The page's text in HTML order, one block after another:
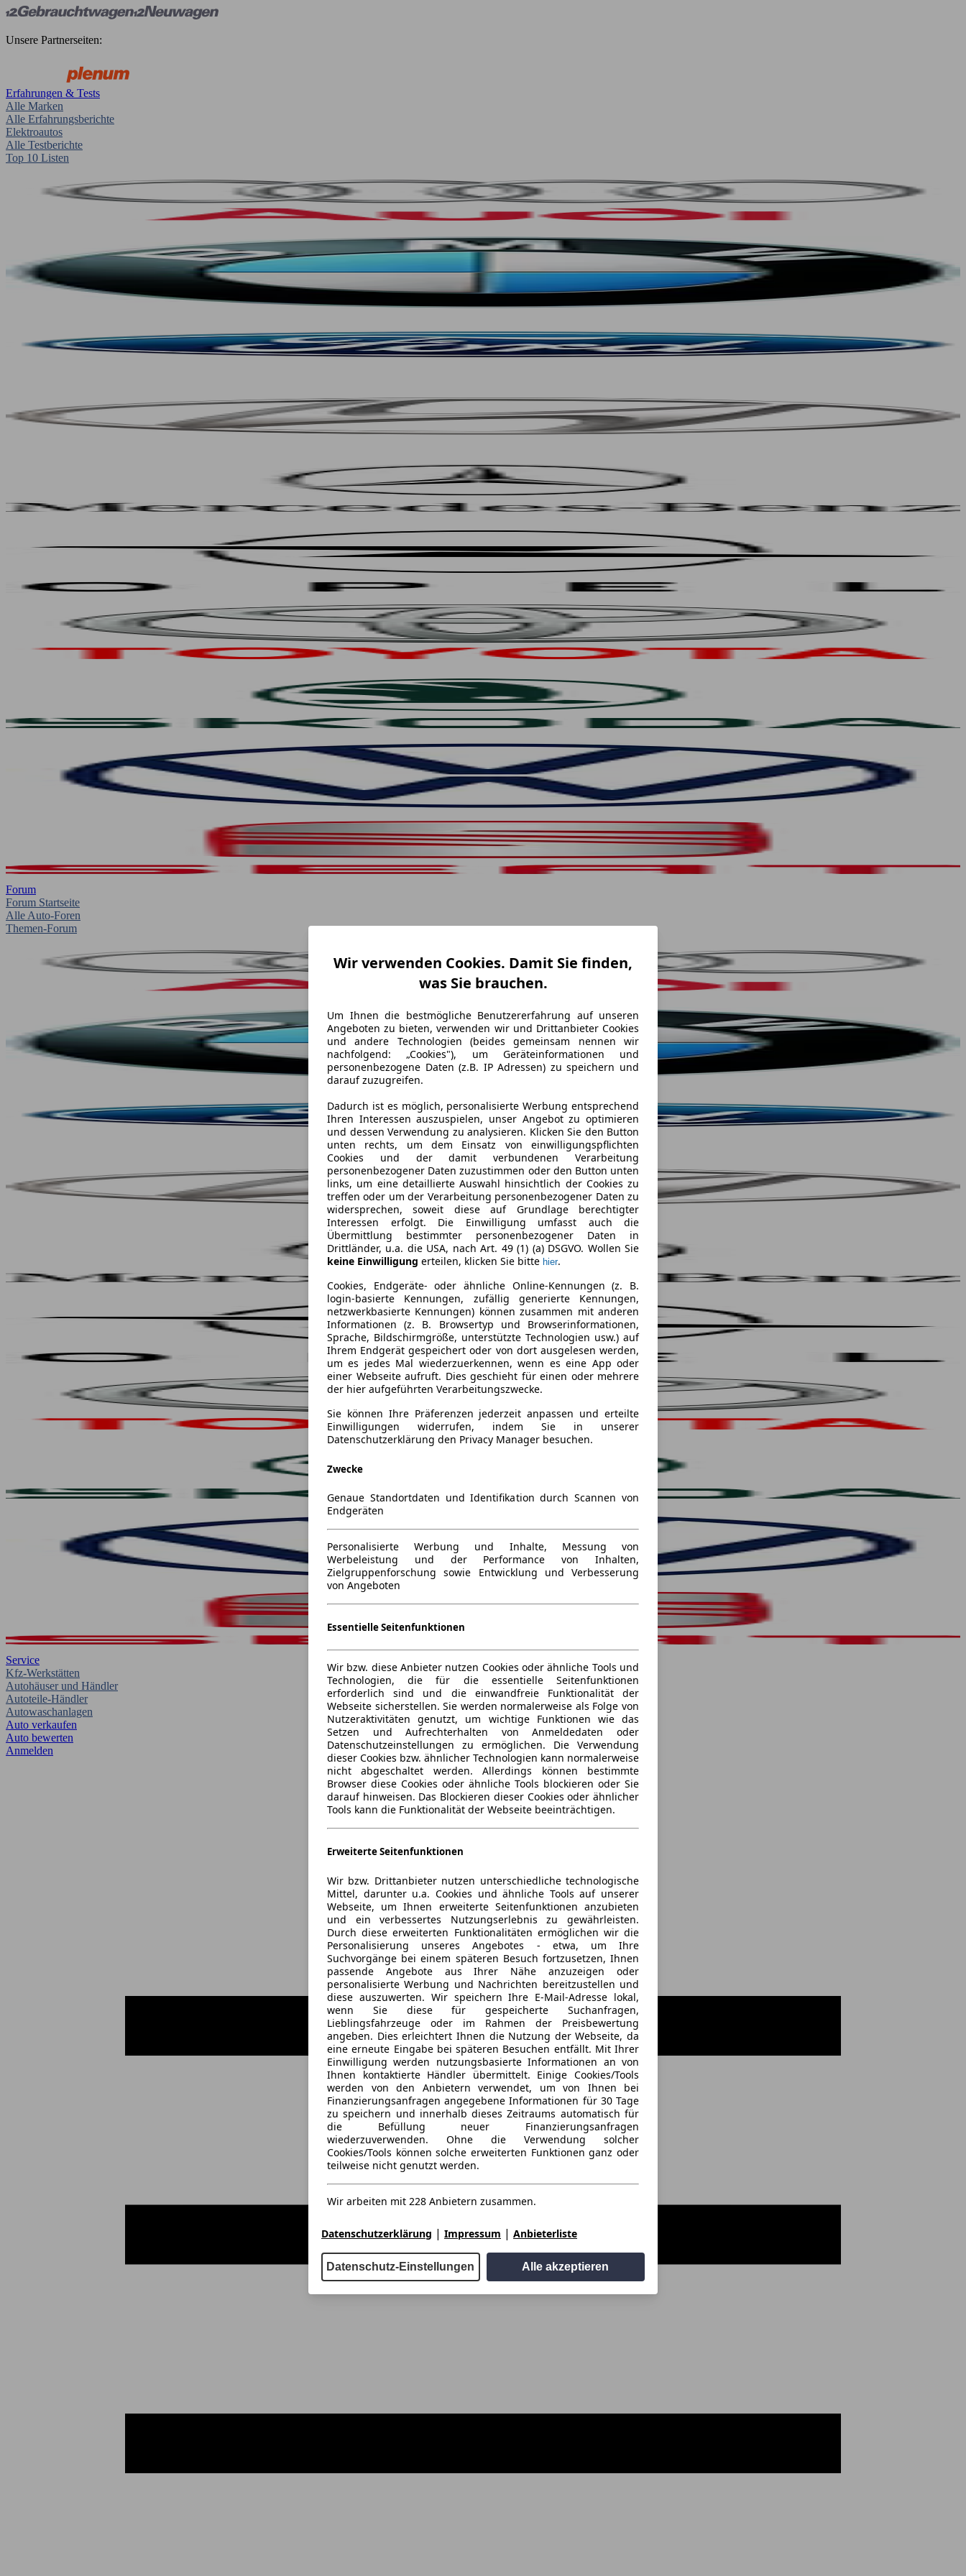
Unsere Partnerseiten:
Erfahrungen & Tests
Alle Marken
Alle Erfahrungsberichte
Elektroautos
Alle Testberichte
Top 10 Listen
Forum
Forum Startseite
Alle Auto-Foren
Themen-Forum
Service
Kfz-Werkstätten
Autohäuser und Händler
Autoteile-Händler
Autowaschanlagen
Auto verkaufen
Auto bewerten
Anmelden
Wir verwenden Cookies. Damit Sie finden,
was Sie brauchen.
Um Ihnen die bestmögliche Benutzererfahrung auf unseren
Angeboten zu bieten, verwenden wir und Drittanbieter Cookies
und andere Technologien (beides gemeinsam nennen wir
nachfolgend: „Cookies"), um Geräteinformationen und
personenbezogene Daten (z.B. IP Adressen) zu speichern und
darauf zuzugreifen.
Dadurch ist es möglich, personalisierte Werbung entsprechend
Ihren Interessen auszuspielen, unser Angebot zu optimieren
und dessen Verwendung zu analysieren. Klicken Sie den Button
unten rechts, um dem Einsatz von einwilligungspflichten
Cookies und der damit verbundenen Verarbeitung
personenbezogener Daten zuzustimmen oder den Button unten
links, um eine detaillierte Auswahl hinsichtlich der Cookies zu
treffen oder um der Verarbeitung personenbezogener Daten zu
widersprechen, soweit diese auf Grundlage berechtigter
Interessen erfolgt. Die Einwilligung umfasst auch die
Übermittlung bestimmter personenbezogener Daten in
Drittländer, u.a. die USA, nach Art. 49 (1) (a) DSGVO. Wollen Sie
keine Einwilligung erteilen, klicken Sie bitte hier.
Cookies, Endgeräte- oder ähnliche Online-Kennungen (z. B.
login-basierte Kennungen, zufällig generierte Kennungen,
netzwerkbasierte Kennungen) können zusammen mit anderen
Informationen (z. B. Browsertyp und Browserinformationen,
Sprache, Bildschirmgröße, unterstützte Technologien usw.) auf
Ihrem Endgerät gespeichert oder von dort ausgelesen werden,
um es jedes Mal wiederzuerkennen, wenn es eine App oder
einer Webseite aufruft. Dies geschieht für einen oder mehrere
der hier aufgeführten Verarbeitungszwecke.
Sie können Ihre Präferenzen jederzeit anpassen und erteilte
Einwilligungen widerrufen, indem Sie in unserer
Datenschutzerklärung den Privacy Manager besuchen.
Zwecke
Genaue Standortdaten und Identifikation durch Scannen von
Endgeräten
Personalisierte Werbung und Inhalte, Messung von
Werbeleistung und der Performance von Inhalten,
Zielgruppenforschung sowie Entwicklung und Verbesserung
von Angeboten
Essentielle Seitenfunktionen
Wir bzw. diese Anbieter nutzen Cookies oder ähnliche Tools und
Technologien, die für die essentielle Seitenfunktionen
erforderlich sind und die einwandfreie Funktionalität der
Webseite sicherstellen. Sie werden normalerweise als Folge von
Nutzeraktivitäten genutzt, um wichtige Funktionen wie das
Setzen und Aufrechterhalten von Anmeldedaten oder
Datenschutzeinstellungen zu ermöglichen. Die Verwendung
dieser Cookies bzw. ähnlicher Technologien kann normalerweise
nicht abgeschaltet werden. Allerdings können bestimmte
Browser diese Cookies oder ähnliche Tools blockieren oder Sie
darauf hinweisen. Das Blockieren dieser Cookies oder ähnlicher
Tools kann die Funktionalität der Webseite beeinträchtigen.
Erweiterte Seitenfunktionen
Wir bzw. Drittanbieter nutzen unterschiedliche technologische
Mittel, darunter u.a. Cookies und ähnliche Tools auf unserer
Webseite, um Ihnen erweiterte Seitenfunktionen anzubieten
und ein verbessertes Nutzungserlebnis zu gewährleisten.
Durch diese erweiterten Funktionalitäten ermöglichen wir die
Personalisierung unseres Angebotes - etwa, um Ihre
Suchvorgänge bei einem späteren Besuch fortzusetzen, Ihnen
passende Angebote aus Ihrer Nähe anzuzeigen oder
personalisierte Werbung und Nachrichten bereitzustellen und
diese auszuwerten. Wir speichern Ihre E-Mail-Adresse lokal,
wenn Sie diese für gespeicherte Suchanfragen,
Lieblingsfahrzeuge oder im Rahmen der Preisbewertung
angeben. Dies erleichtert Ihnen die Nutzung der Webseite, da
eine erneute Eingabe bei späteren Besuchen entfällt. Mit Ihrer
Einwilligung werden nutzungsbasierte Informationen an von
Ihnen kontaktierte Händler übermittelt. Einige Cookies/Tools
werden von den Anbietern verwendet, um von Ihnen bei
Finanzierungsanfragen angegebene Informationen für 30 Tage
zu speichern und innerhalb dieses Zeitraums automatisch für
die Befüllung neuer Finanzierungsanfragen
wiederzuverwenden. Ohne die Verwendung solcher
Cookies/Tools können solche erweiterten Funktionen ganz oder
teilweise nicht genutzt werden.
Wir arbeiten mit 228 Anbietern zusammen.
Datenschutzerklärung | Impressum | Anbieterliste
Datenschutz-Einstellungen Alle akzeptieren